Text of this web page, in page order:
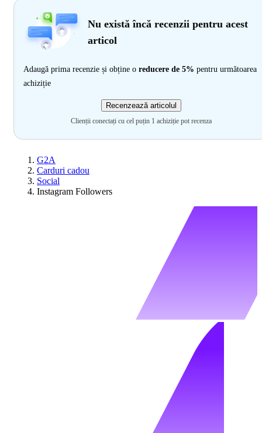
Nu există încă recenzii pentru acest
articol
Adaugă prima recenzie și obține o reducere de 5% pentru următoarea
achiziție
Recenzează articolul
Clienții conectați cu cel puțin 1 achiziție pot recenza
G2A
Carduri cadou
Social
Instagram Followers